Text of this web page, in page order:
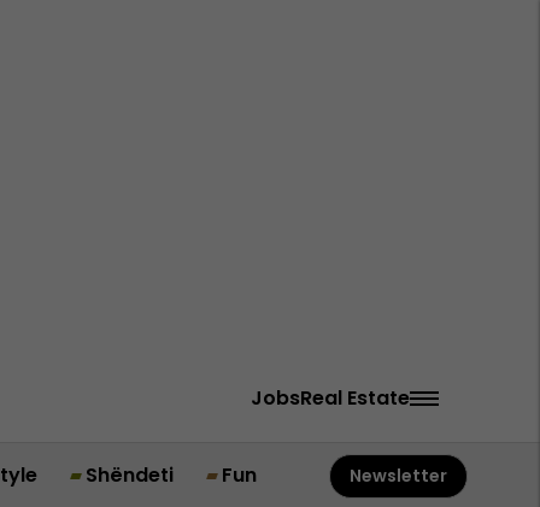
JobsReal Estate
Shëndeti Fun Newsletter